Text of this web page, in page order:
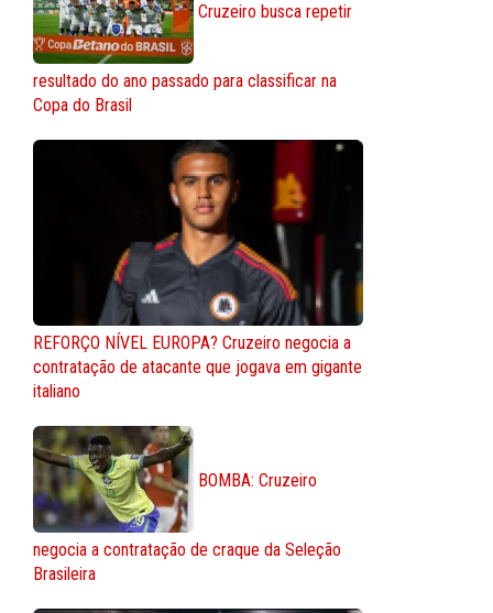
Cruzeiro busca repetir
resultado do ano passado para classificar na
Copa do Brasil
REFORÇO NÍVEL EUROPA? Cruzeiro negocia a
contratação de atacante que jogava em gigante
italiano
BOMBA: Cruzeiro
negocia a contratação de craque da Seleção
Brasileira